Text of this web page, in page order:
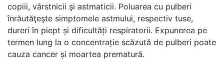
copiii, vârstnicii şi astmaticii. Poluarea cu pulberi
înrăutăţeşte simptomele astmului, respectiv tuse,
dureri în piept și dificultăți respiratorii. Expunerea pe
termen lung la o concentrație scăzută de pulberi poate
cauza cancer și moartea prematură.